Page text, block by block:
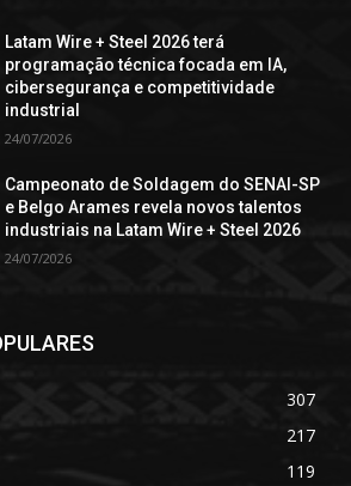
Latam Wire + Steel 2026 terá
programação técnica focada em IA,
cibersegurança e competitividade
industrial
24/07/2026
Campeonato de Soldagem do SENAI-SP
e Belgo Arames revela novos talentos
industriais na Latam Wire + Steel 2026
24/07/2026
307
217
119